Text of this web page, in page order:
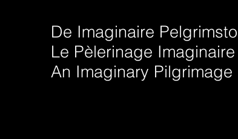
De Imaginaire
Le Pèlerinage Imaginaire
An Imaginary Pilgrimage